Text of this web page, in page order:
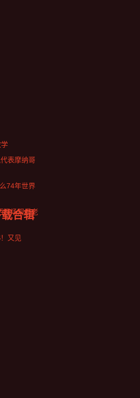
合辑
表摩纳哥
74年世界
现场观看老
又见